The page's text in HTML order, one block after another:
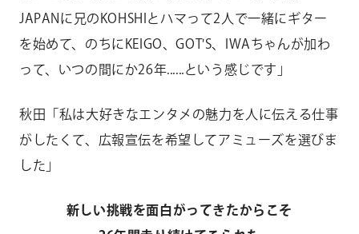
JAPANに兄のKOHSHIとハマって2人で一緒にギター
を始めて、のちにKEIGO、GOT'S、IWAちゃんが加わ
って、いつの間にか26年......という感じです」
秋田「私は大好きなエンタメの魅力を人に伝える仕事
がしたくて、広報宣伝を希望してアミューズを選びま
した」
新しい挑戦を面白がってきたからこそ